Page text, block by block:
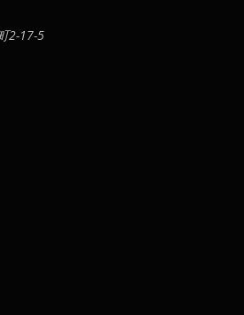
報問い合わせ窓口
町2丁目17-5稲葉ビル302
2-17-5